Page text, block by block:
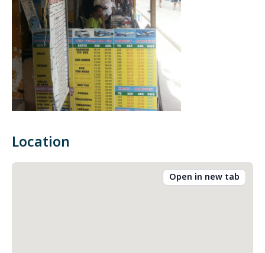
Location
Open in new tab